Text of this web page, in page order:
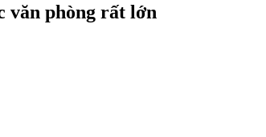
văn phòng rất lớn